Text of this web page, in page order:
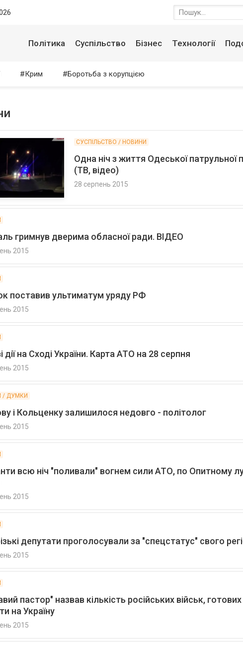
Політика Суспільство Бізнес Технології
Крим Боротьба з корупцією
СУСПІЛЬСТВО / НОВИНИ
Одна ніч з життя Одеської патрульної
(ТВ, відео)
28 серпень 2015
гримнув дверима обласної ради. ВІДЕО
2015
поставив ультиматум уряду РФ
2015
дії на Сході України. Карта АТО на 28 серпня
2015
/ ДУМКИ
і Кольценку залишилося недовго - політолог
2015
всю ніч "поливали" вогнем сили АТО, по Опитному
2015
депутати проголосували за "спецстатус" свого
2015
пастор" назвав кількість російських військ, готових
на Україну
2015